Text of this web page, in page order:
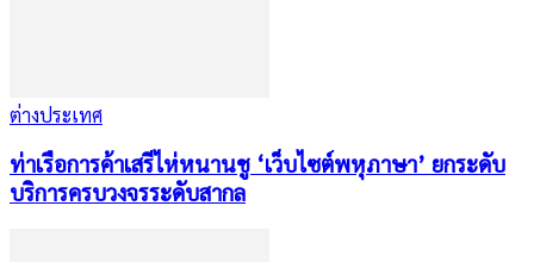
ต่างประเทศ
ท่าเรือการค้าเสรีไห่หนานชู ‘เว็บไซต์พหุภาษา’ ยกระดับ
บริการครบวงจรระดับสากล